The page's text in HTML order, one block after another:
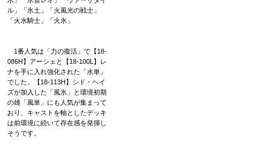
ル」「氷土」「火風光の戦士」
「火水騎士」「火氷」
1番人気は「力の復活」で【18-
086H】アーシェと【18-100L】レ
ナを手に入れ強化された「水単」
でした。【18-113H】シド・ヘイ
ズが加入した「風氷」と環境初期
の雄「風単」にも人気が集まって
おり、キャストを軸としたデッキ
は前環境に続いて存在感を発揮し
そうです。